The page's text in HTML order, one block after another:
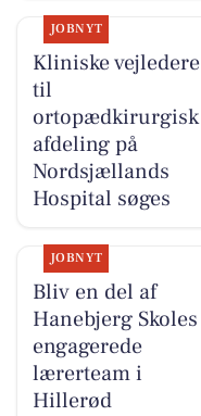
JOBNYT
Kliniske vejledere
til
ortopædkirurgisk
afdeling på
Nordsjællands
Hospital søges
JOBNYT
Bliv en del af
Hanebjerg Skoles
engagerede
lærerteam i
Hillerød